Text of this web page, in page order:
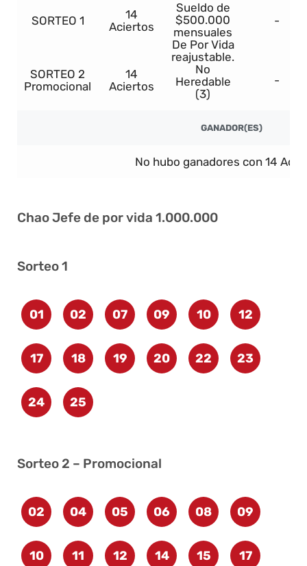
SORTEO 1
14
Aciertos
Sueldo de
$500.000
mensuales
De Por Vida
reajustable.
No
Heredable
(3)
-
SORTEO 2
Promocional
14
Aciertos
-
GANADOR(ES)
No hubo ganadores con 14
Chao Jefe de por vida 1.000.000
Sorteo 1
01 02 07 09 10 12
17 18 19 20 22 23
24 25
Sorteo 2 – Promocional
02 04 05 06 08 09
10 11 12 14 15 17